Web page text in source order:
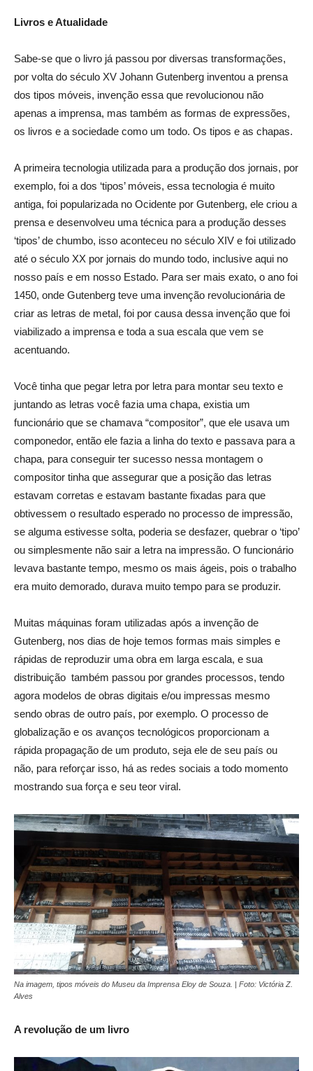
Livros e Atualidade
Sabe-se que o livro já passou por diversas transformações,
por volta do século XV Johann Gutenberg inventou a prensa
dos tipos móveis, invenção essa que revolucionou não
apenas a imprensa, mas também as formas de expressões,
os livros e a sociedade como um todo. Os tipos e as chapas.
A primeira tecnologia utilizada para a produção dos jornais, por
exemplo, foi a dos ‘tipos’ móveis, essa tecnologia é muito
antiga, foi popularizada no Ocidente por Gutenberg, ele criou a
prensa e desenvolveu uma técnica para a produção desses
‘tipos’ de chumbo, isso aconteceu no século XIV e foi utilizado
até o século XX por jornais do mundo todo, inclusive aqui no
nosso país e em nosso Estado. Para ser mais exato, o ano foi
1450, onde Gutenberg teve uma invenção revolucionária de
criar as letras de metal, foi por causa dessa invenção que foi
viabilizado a imprensa e toda a sua escala que vem se
acentuando.
Você tinha que pegar letra por letra para montar seu texto e
juntando as letras você fazia uma chapa, existia um
funcionário que se chamava “compositor”, que ele usava um
componedor, então ele fazia a linha do texto e passava para a
chapa, para conseguir ter sucesso nessa montagem o
compositor tinha que assegurar que a posição das letras
estavam corretas e estavam bastante fixadas para que
obtivessem o resultado esperado no processo de impressão,
se alguma estivesse solta, poderia se desfazer, quebrar o ‘tipo’
ou simplesmente não sair a letra na impressão. O funcionário
levava bastante tempo, mesmo os mais ágeis, pois o trabalho
era muito demorado, durava muito tempo para se produzir.
Muitas máquinas foram utilizadas após a invenção de
Gutenberg, nos dias de hoje temos formas mais simples e
rápidas de reproduzir uma obra em larga escala, e sua
distribuição também passou por grandes processos, tendo
agora modelos de obras digitais e/ou impressas mesmo
sendo obras de outro país, por exemplo. O processo de
globalização e os avanços tecnológicos proporcionam a
rápida propagação de um produto, seja ele de seu país ou
não, para reforçar isso, há as redes sociais a todo momento
mostrando sua força e seu teor viral.
Na imagem, tipos móveis do Museu da Imprensa Eloy de Souza. | Foto: Victória Z.
Alves
A revolução de um livro